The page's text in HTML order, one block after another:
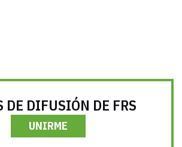
DE DIFUSIÓN DE FRS
UNIRME